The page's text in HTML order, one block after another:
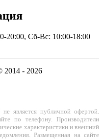
20:00, Сб-Вс: 10:00-18:00
2014 - 2026
является публичной офертой.
по телефону. Производители
характеристики и внешний
Размещенная на сайте